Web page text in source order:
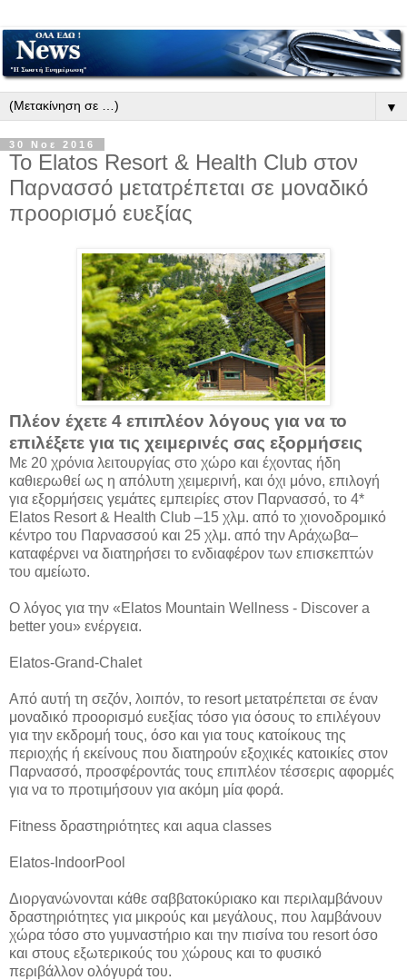
▼
30 Νοε 2016
Το Elatos Resort & Health Club στον
Παρνασσό μετατρέπεται σε μοναδικό
προορισμό ευεξίας
Πλέον έχετε 4 επιπλέον λόγους για να το
επιλέξετε για τις χειμερινές σας εξορμήσεις
Με 20 χρόνια λειτουργίας στο χώρο και έχοντας ήδη
καθιερωθεί ως η απόλυτη χειμερινή, και όχι μόνο, επιλογή
για εξορμήσεις γεμάτες εμπειρίες στον Παρνασσό, το 4*
Elatos Resort & Health Club –15 χλμ. από το χιονοδρομικό
κέντρο του Παρνασσού και 25 χλμ. από την Αράχωβα–
καταφέρνει να διατηρήσει το ενδιαφέρον των επισκεπτών
του αμείωτο.
Ο λόγος για την «Elatos Mountain Wellness - Discover a
better you» ενέργεια.
Elatos-Grand-Chalet
Από αυτή τη σεζόν, λοιπόν, το resort μετατρέπεται σε έναν
μοναδικό προορισμό ευεξίας τόσο για όσους το επιλέγουν
για την εκδρομή τους, όσο και για τους κατοίκους της
περιοχής ή εκείνους που διατηρούν εξοχικές κατοικίες στον
Παρνασσό, προσφέροντάς τους επιπλέον τέσσερις αφορμές
για να το προτιμήσουν για ακόμη μία φορά.
Fitness δραστηριότητες και aqua classes
Elatos-IndoorPool
Διοργανώνονται κάθε σαββατοκύριακο και περιλαμβάνουν
δραστηριότητες για μικρούς και μεγάλους, που λαμβάνουν
χώρα τόσο στο γυμναστήριο και την πισίνα του resort όσο
και στους εξωτερικούς του χώρους και το φυσικό
περιβάλλον ολόγυρά του.